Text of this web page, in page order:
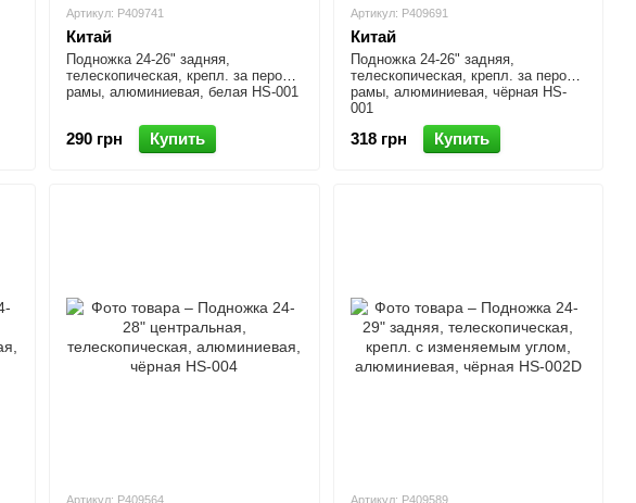
Артикул: P409741
Китай
Подножка 24-26" задняя,
телескопическая, крепл. за перо
рамы, алюминиевая, белая HS-001
290 грн Купить
Артикул: P409691
Китай
Подножка 24-26" задняя,
телескопическая, крепл. за перо
рамы, алюминиевая, чёрная HS-
001
318 грн Купить
Артикул: P409564 Артикул: P409589